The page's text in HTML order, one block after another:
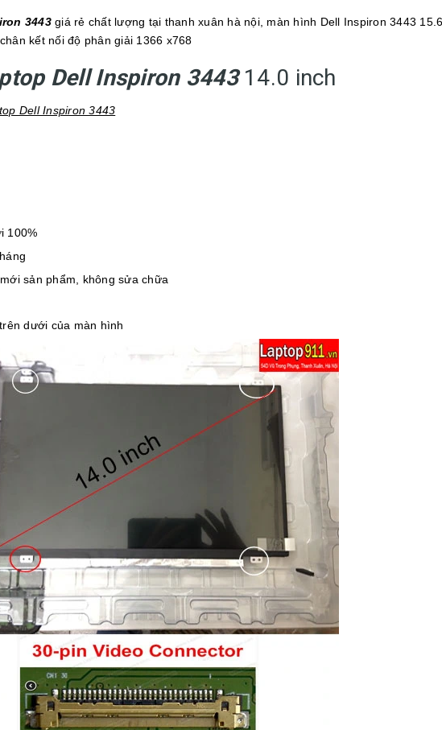
3443giá rẻ chất lượng tại thanh xuân hà nội, màn hình Dell Inspiron 3443
kết nối độ phân giải 1366 x768
Dell Inspiron 344314.0 inch
Dell Inspiron 3443
100%
sản phẩm, không sửa chữa
dưới của màn hình